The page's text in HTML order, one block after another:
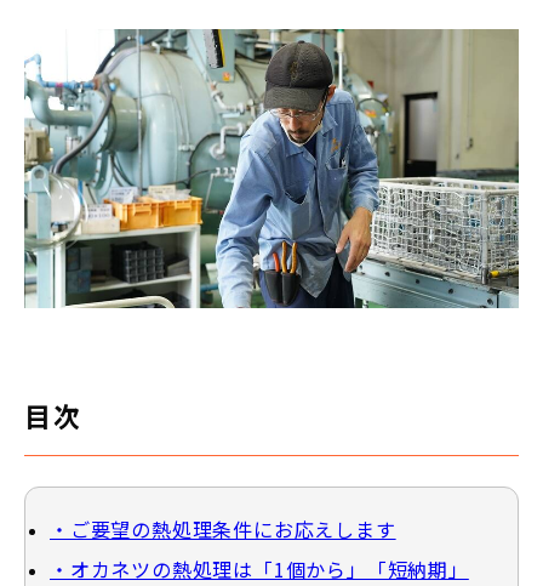
目次
・ご要望の熱処理条件にお応えします
・オカネツの熱処理は「1個から」「短納期」